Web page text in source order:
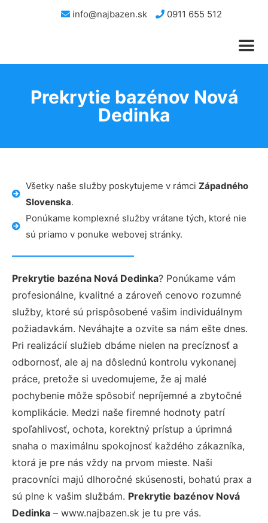
info@najbazen.sk 0911 655 512
Prekrytie bazénov Nová
Dedinka
Všetky naše služby poskytujeme v rámci Západného
Slovenska.
Ponúkame komplexné služby vrátane tých, ktoré nie
sú priamo v ponuke webovej stránky.
Prekrytie bazéna Nová Dedinka? Ponúkame vám
profesionálne, kvalitné a zároveň cenovo rozumné
služby, ktoré sú prispôsobené vašim individuálnym
požiadavkám. Neváhajte a ozvite sa nám ešte dnes.
Pri realizácií služieb dbáme nielen na precíznosť a
odbornosť, ale aj na dôslednú kontrolu vykonanej
práce, pretože si uvedomujeme, že aj malé
pochybenie môže spôsobiť nepríjemné a zbytočné
komplikácie. Medzi naše firemné hodnoty patrí
spoľahlivosť, ochota, korektný prístup a úprimná
snaha o maximálnu spokojnosť každého zákazníka,
ktorá je pre nás vždy na prvom mieste. Naši
pracovníci majú dlhoročné skúsenosti, bohatú prax a
sú plne k vašim službám. Prekrytie bazénov Nová
Dedinka – www.najbazen.sk je tu pre vás.